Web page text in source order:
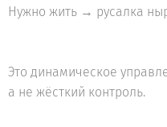
Нужно жить → русалка
Это динамическое
а не жёсткий контроль.